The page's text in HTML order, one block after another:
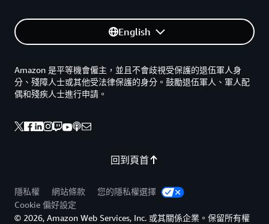
English
回到頁首
Amazon 是平等機會僱主，並且不會歧視受保護的退伍軍人身
分、殘障人士或其他受法律保護的身分。鼓勵退伍軍人、軍人配
偶和殘疾人士進行申請。
隱私權 網站條款
您的隱私權選擇
Cookie 偏好設定
© 2026, Amazon Web Services, Inc. 或其關係企業。保留所有權